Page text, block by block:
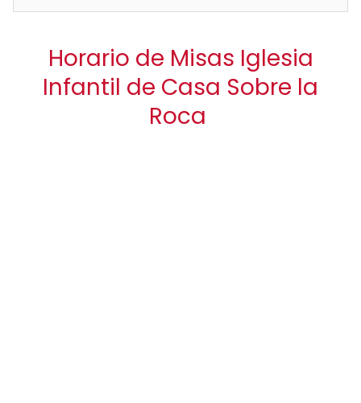
Horario de Misas Iglesia
Infantil de Casa Sobre la
Roca